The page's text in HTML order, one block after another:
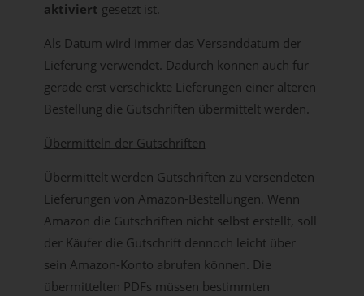
aktiviert gesetzt ist.
Als Datum wird immer das Versanddatum der
Lieferung verwendet. Dadurch können auch für
gerade erst verschickte Lieferungen einer älteren
Bestellung die Gutschriften übermittelt werden.
Übermitteln der Gutschriften
Übermittelt werden Gutschriften zu versendeten
Lieferungen von Amazon-Bestellungen. Wenn
Amazon die Gutschriften nicht selbst erstellt, soll
der Käufer die Gutschrift dennoch leicht über
sein Amazon-Konto abrufen können. Die
übermittelten PDFs müssen bestimmten